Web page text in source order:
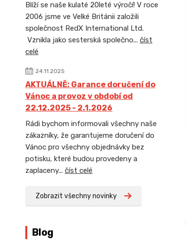
Blíží se naše kulaté 20leté výročí! V roce
2006 jsme ve Velké Británii založili
společnost RedX International Ltd.
Vznikla jako sesterská společno... číst
celé
24.11.2025
AKTUÁLNĚ: Garance doručení do
Vánoc a provoz v období od
22.12.2025 - 2.1.2026
Rádi bychom informovali všechny naše
zákazníky, že garantujeme doručení do
Vánoc pro všechny objednávky bez
potisku, které budou provedeny a
zaplaceny... číst celé
Zobrazit všechny novinky
Blog